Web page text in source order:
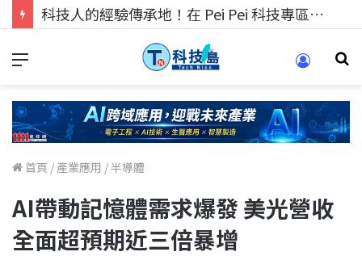
科技人的經驗傳承地！在 Pei Pei 科技專區，與學弟妹交流最硬核的技術
首頁 / 產業應用 /半導體
AI帶動記憶體需求爆發 美光營收
全面超預期近三倍暴增